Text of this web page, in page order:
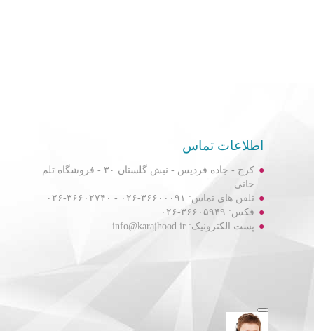
اطلاعات تماس
کرج - جاده فردیس - نبش گلستان ۳۰ - فروشگاه تلم
خانی
تلفن های تماس: ۳۶۶۰۰۰۹۱-۰۲۶ - ۳۶۶۰۲۷۴۰-۰۲۶
فکس: ۳۶۶۰۵۹۴۹-۰۲۶
پست الکترونیک: info@karajhood.ir